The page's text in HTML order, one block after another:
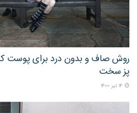
روش صاف و بدون درد برای پوست
پز سخت